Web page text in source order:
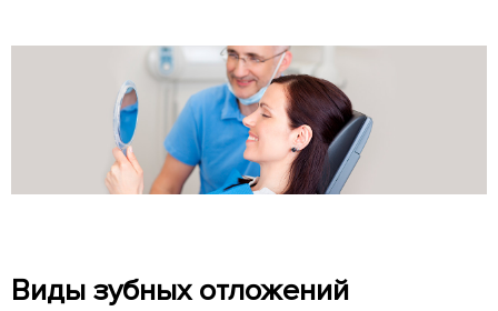
Виды зубных отложений